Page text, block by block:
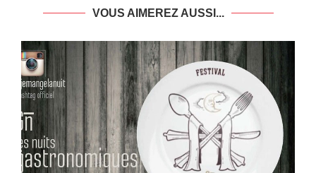
VOUS AIMEREZ AUSSI...